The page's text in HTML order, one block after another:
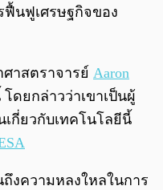
นฟูเศรษฐกิจของ
ศาสตราจารย์ Aaron
ดยกล่าวว่าเขาเป็นผู้
กี่ยวกับเทคโนโลยีนี้
งความหลงใหลในการ